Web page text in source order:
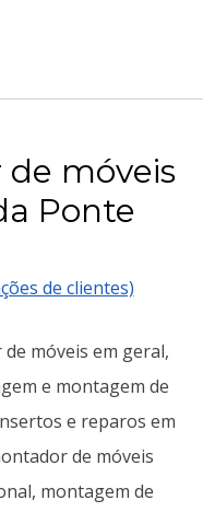
móveis
Ponte
de clientes)
móveis em geral,
e montagem de
e reparos em
de móveis
montagem de